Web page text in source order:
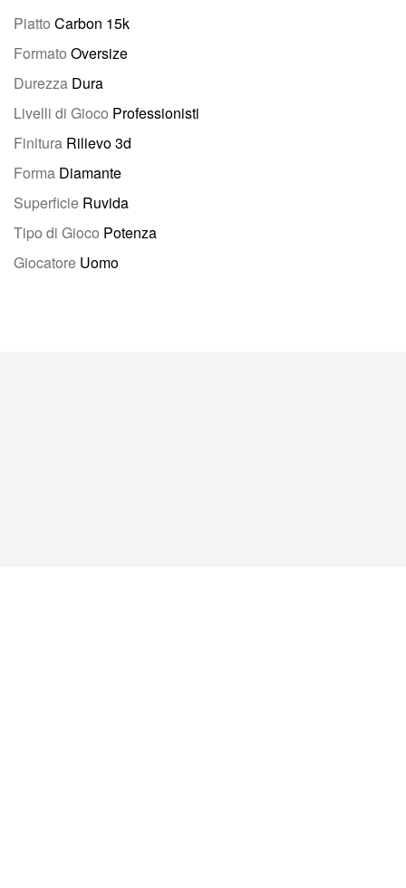
Piatto Carbon 15k
Formato Oversize
Durezza Dura
Livelli di Gioco Professionisti
Finitura Rilievo 3d
Forma Diamante
Superficie Ruvida
Tipo di Gioco Potenza
Giocatore Uomo